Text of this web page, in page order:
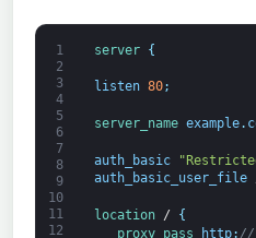
1
2
3
4
5
6
7
8
9
10
11
12
server {
listen 80;
server_name example.
auth_basic
auth_basic_user_file
location /
{
proxy_pass
http: //